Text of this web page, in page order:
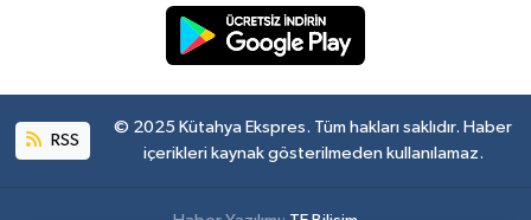
RSS
© 2025 Kütahya Ekspres. Tüm hakları saklıdır. Haber
içerikleri kaynak gösterilmeden kullanılamaz.